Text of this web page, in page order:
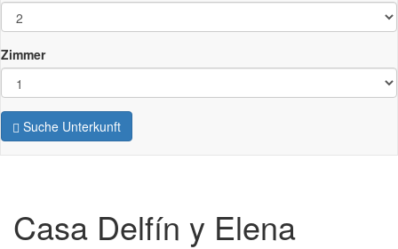
Zimmer
Suche Unterkunft
Casa Delfín y Elena